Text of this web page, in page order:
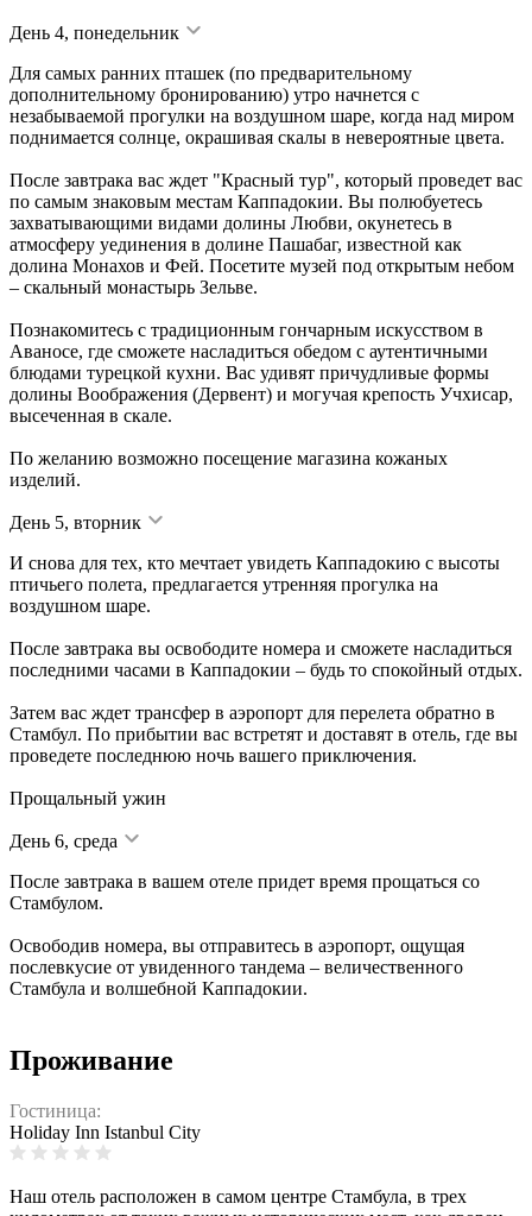
День 4, понедельник
Для самых ранних пташек (по предварительному
дополнительному бронированию) утро начнется с
незабываемой прогулки на воздушном шаре, когда над миром
поднимается солнце, окрашивая скалы в невероятные цвета.
После завтрака вас ждет "Красный тур", который проведет вас
по самым знаковым местам Каппадокии. Вы полюбуетесь
захватывающими видами долины Любви, окунетесь в
атмосферу уединения в долине Пашабаг, известной как
долина Монахов и Фей. Посетите музей под открытым небом
– скальный монастырь Зельве.
Познакомитесь с традиционным гончарным искусством в
Аваносе, где сможете насладиться обедом с аутентичными
блюдами турецкой кухни. Вас удивят причудливые формы
долины Воображения (Дервент) и могучая крепость Учхисар,
высеченная в скале.
По желанию возможно посещение магазина кожаных
изделий.
День 5, вторник
И снова для тех, кто мечтает увидеть Каппадокию с высоты
птичьего полета, предлагается утренняя прогулка на
воздушном шаре.
После завтрака вы освободите номера и сможете насладиться
последними часами в Каппадокии – будь то спокойный отдых.
Затем вас ждет трансфер в аэропорт для перелета обратно в
Стамбул. По прибытии вас встретят и доставят в отель, где вы
проведете последнюю ночь вашего приключения.
Прощальный ужин
День 6, среда
После завтрака в вашем отеле придет время прощаться со
Стамбулом.
Освободив номера, вы отправитесь в аэропорт, ощущая
послевкусие от увиденного тандема – величественного
Стамбула и волшебной Каппадокии.
Проживание
Гостиница:
Holiday Inn Istanbul City
Наш отель расположен в самом центре Стамбула, в трех